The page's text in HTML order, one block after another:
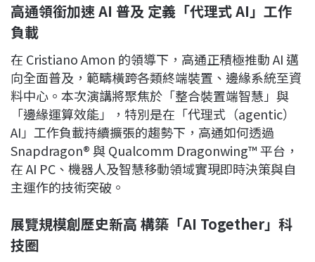
高通領銜加速 AI 普及 定義「代理式 AI」工作
負載
在 Cristiano Amon 的領導下，高通正積極推動 AI 邁
向全面普及，範疇橫跨各類終端裝置、邊緣系統至資
料中心。本次演講將聚焦於「整合裝置端智慧」與
「邊緣運算效能」，特別是在「代理式（agentic）
AI」工作負載持續擴張的趨勢下，高通如何透過
Snapdragon® 與 Qualcomm Dragonwing™ 平台，
在 AI PC、機器人及智慧移動領域實現即時決策與自
主運作的技術突破。
展覽規模創歷史新高 構築「AI Together」科
技圈